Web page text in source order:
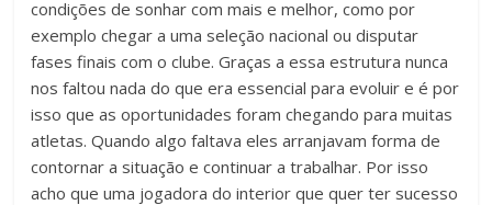
condições de sonhar com mais e melhor, como por
exemplo chegar a uma seleção nacional ou disputar
fases finais com o clube. Graças a essa estrutura nunca
nos faltou nada do que era essencial para evoluir e é por
isso que as oportunidades foram chegando para muitas
atletas. Quando algo faltava eles arranjavam forma de
contornar a situação e continuar a trabalhar. Por isso
acho que uma jogadora do interior que quer ter sucesso